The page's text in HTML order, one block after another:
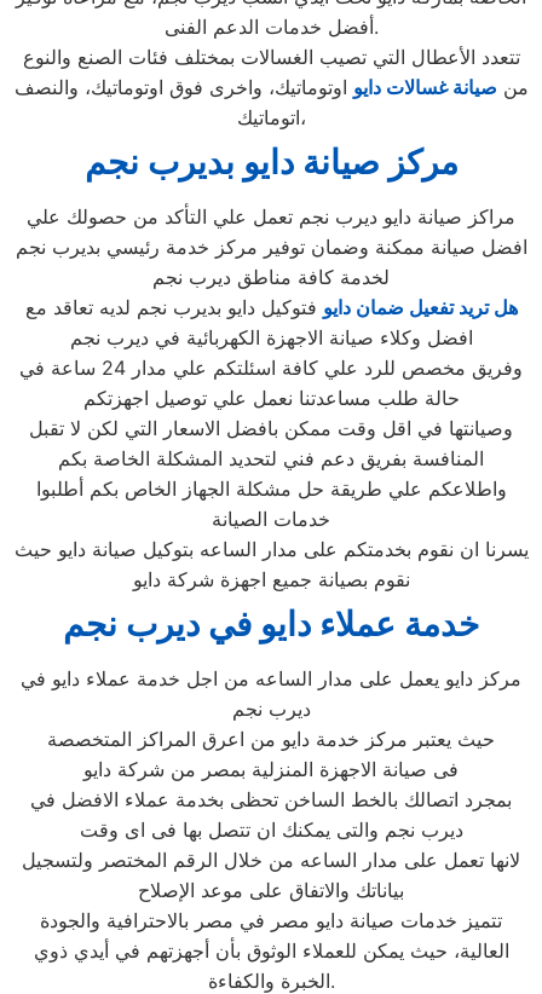
أفضل خدمات الدعم الفنى.
تتعدد الأعطال التي تصيب الغسالات بمختلف فئات الصنع والنوع
من صيانة غسالات دايو اوتوماتيك، واخرى فوق اوتوماتيك، والنصف
اتوماتيك،
مركز صيانة دايو بديرب نجم
مراكز صيانة دايو ديرب نجم تعمل علي التأكد من حصولك علي
افضل صيانة ممكنة وضمان توفير مركز خدمة رئيسي بديرب نجم
لخدمة كافة مناطق ديرب نجم
هل تريد تفعيل ضمان دايو فتوكيل دايو بديرب نجم لديه تعاقد مع
افضل وكلاء صيانة الاجهزة الكهربائية في ديرب نجم
وفريق مخصص للرد علي كافة اسئلتكم علي مدار 24 ساعة في
حالة طلب مساعدتنا نعمل علي توصيل اجهزتكم
وصيانتها في اقل وقت ممكن بافضل الاسعار التي لكن لا تقبل
المنافسة بفريق دعم فني لتحديد المشكلة الخاصة بكم
واطلاعكم علي طريقة حل مشكلة الجهاز الخاص بكم أطلبوا
خدمات الصيانة
يسرنا ان نقوم بخدمتكم على مدار الساعه بتوكيل صيانة دايو حيث
نقوم بصيانة جميع اجهزة شركة دايو
خدمة عملاء دايو في ديرب نجم
مركز دايو يعمل على مدار الساعه من اجل خدمة عملاء دايو في
ديرب نجم
حيث يعتبر مركز خدمة دايو من اعرق المراكز المتخصصة
فى صيانة الاجهزة المنزلية بمصر من شركة دايو
بمجرد اتصالك بالخط الساخن تحظى بخدمة عملاء الافضل في
ديرب نجم والتى يمكنك ان تتصل بها فى اى وقت
لانها تعمل على مدار الساعه من خلال الرقم المختصر ولتسجيل
بياناتك والاتفاق على موعد الإصلاح
تتميز خدمات صيانة دايو مصر في مصر بالاحترافية والجودة
العالية، حيث يمكن للعملاء الوثوق بأن أجهزتهم في أيدي ذوي
الخبرة والكفاءة.